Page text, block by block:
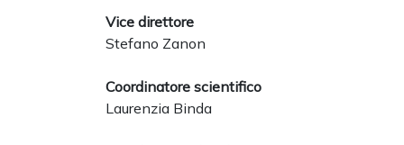
Vice direttore
Stefano Zanon
Coordinatore scientifico
Laurenzia Binda